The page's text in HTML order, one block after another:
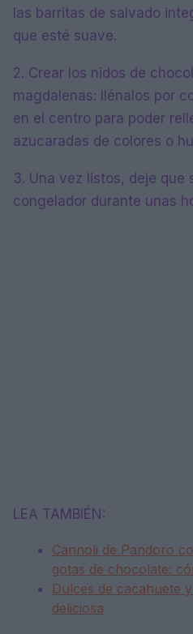
las barritas de salvado
que esté suave.
2. Crear los nidos de
magdalenas: llénalos por
en el centro para poder
azucaradas de colores o
3. Una vez listos, deje que
congelador durante unas
LEA TAMBIÉN:
Cannoli de Pandoro
gotas de chocolate:
Dulces de cacahuete
deliciosa